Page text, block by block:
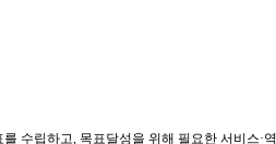
수립하고, 목표달성을 위해 필요한 서비스·